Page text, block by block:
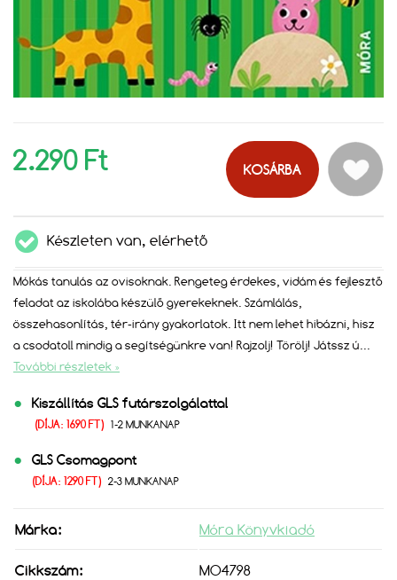
2.290 Ft KOSÁRBA
Készleten van, elérhető
Mókás tanulás az ovisoknak. Rengeteg érdekes, vidám és fejlesztő
feladat az iskolába készülő gyerekeknek. Számlálás,
összehasonlítás, tér-irány gyakorlatok. Itt nem lehet hibázni, hisz
a csodatoll mindig a segítségünkre van! Rajzolj! Törölj! Játssz ú
További részletek »
Kiszállítás GLS futárszolgálattal
(DÍJA: 1690 FT) 1-2 MUNKANAP
GLS Csomagpont
(DÍJA: 1290 FT) 2-3 MUNKANAP
Márka: Móra Könyvkiadó
Cikkszám: MO4798